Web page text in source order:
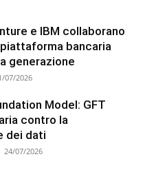
e IBM collaborano
bancaria
generazione
07/2026
Model: GFT
contro la
dei dati
24/07/2026